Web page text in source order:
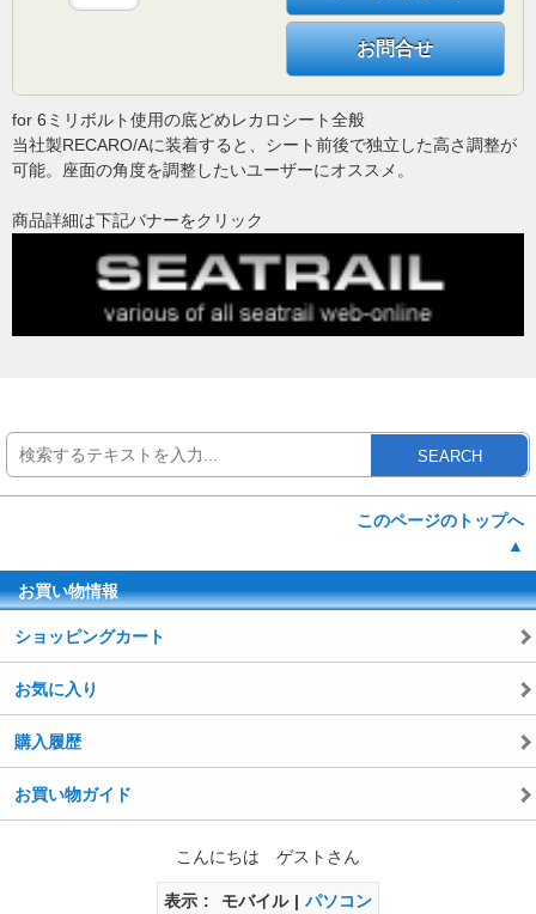
お問合せ
for 6ミリボルト使用の底どめレカロシート全般
当社製RECARO/Aに装着すると、シート前後で独立した高さ調整が
可能。座面の角度を調整したいユーザーにオススメ。
商品詳細は下記バナーをクリック
SEARCH
このページのトップへ
▲
お買い物情報
ショッピングカート
お気に入り
購入履歴
お買い物ガイド
こんにちは ゲストさん
表示 モバイル パソコン